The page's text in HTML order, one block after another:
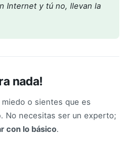
Internet y tú no, llevan la
nada!
o sientes que es
No necesitas ser un experto;
con lo básico.